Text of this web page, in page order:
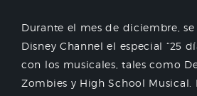
Durante el mes de diciembre,
Disney Channel el especial “25
con los musicales, tales como
Zombies y High School Musical.